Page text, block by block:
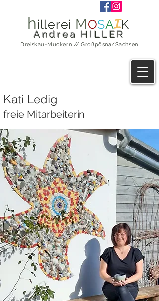
hillerei MOSAIK
Andrea HILLER
Dreiskau-Muckern // Großpösna/Sachsen
Kati Ledig
freie Mitarbeiterin